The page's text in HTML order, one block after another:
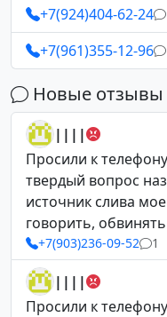
+7(924)404-62-24
+7(961)355-12-96
Новые отзывы
||||
Просили к
твердый вопрос
источник слива
говорить,
+7(903)236-09-52 1
||||
Просили к